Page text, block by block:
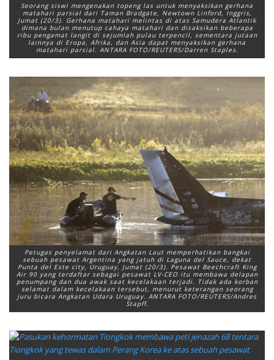
Seorang siswi mengenakan topeng las untuk menyaksikan gerhana
matahari parsial dari Taman Bradgate, Newtown Linford, Inggris,
Jumat (20/3). Gerhana matahari melintas di atas Samudera Atlantik
dimana bulan menutup cahaya matahari dan disaksikan beberapa
ribu pengamat langit di sejumlah pulau terpencil, sementara jutaan
lainnya di Eropa, Afrika, dan Asia dapat menyaksikan gerhana
matahari parsial. ANTARA FOTO/REUTERS/Darren Staples.
Petugas penyelamat dari Angkatan Laut memperhatikan bangkai
sebuah pesawat Argentina yang jatuh di Laguna del Sauce, dekat
Punta del Este city, Uruguay, Jumat (20/3). Pesawat Beechcraft King
Air 90 yang terdaftar sebagai pesawat LV-CEO itu membawa delapan
penumpang dan dua awak saat kecelakaan terjadi. Tidak ada korban
selamat dalam kecelakaan tersebut, menurut keterangan seorang
juru bicara Angkatan Udara Uruguay. ANTARA FOTO/REUTERS/Andres
Stapff.